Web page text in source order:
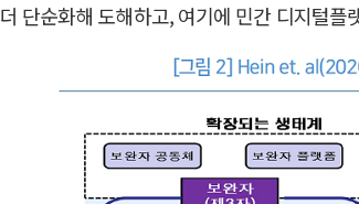
단순화해 도해하고, 여기에 민간 디지털